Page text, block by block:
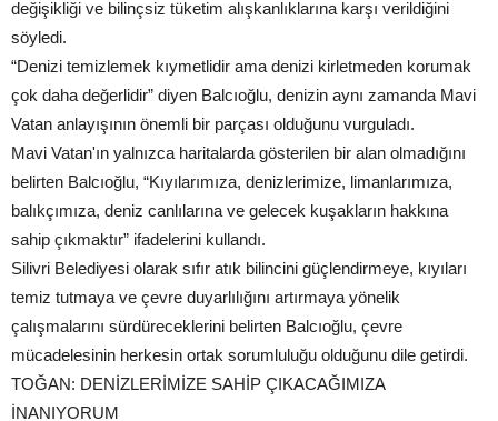
değişikliği ve bilinçsiz tüketim alışkanlıklarına karşı verildiğini
söyledi.
“Denizi temizlemek kıymetlidir ama denizi kirletmeden korumak
çok daha değerlidir” diyen Balcıoğlu, denizin aynı zamanda Mavi
Vatan anlayışının önemli bir parçası olduğunu vurguladı.
Mavi Vatan'ın yalnızca haritalarda gösterilen bir alan olmadığını
belirten Balcıoğlu, “Kıyılarımıza, denizlerimize, limanlarımıza,
balıkçımıza, deniz canlılarına ve gelecek kuşakların hakkına
sahip çıkmaktır” ifadelerini kullandı.
Silivri Belediyesi olarak sıfır atık bilincini güçlendirmeye, kıyıları
temiz tutmaya ve çevre duyarlılığını artırmaya yönelik
çalışmalarını sürdüreceklerini belirten Balcıoğlu, çevre
mücadelesinin herkesin ortak sorumluluğu olduğunu dile getirdi.
TOĞAN: DENİZLERİMİZE SAHİP ÇIKACAĞIMIZA
İNANIYORUM